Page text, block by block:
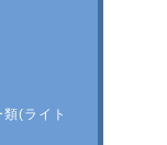
(ライト